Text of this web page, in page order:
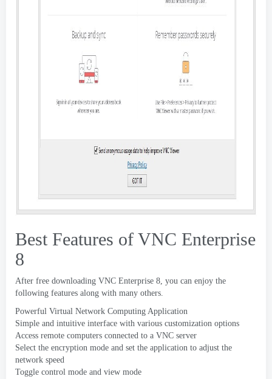
Best Features of VNC Enterprise
8
After free downloading VNC Enterprise 8, you can enjoy the
following features along with many others.
Powerful Virtual Network Computing Application
Simple and intuitive interface with various customization options
Access remote computers connected to a VNC server
Select the encryption mode and set the application to adjust the
network speed
Toggle control mode and view mode